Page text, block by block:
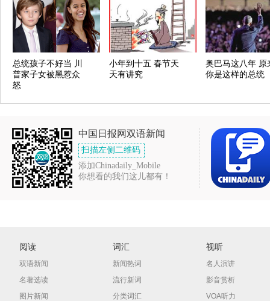
总统孩子不好当 川
普家子女被黑惹众
怒
小年到十五 春节天
天有讲究
奥巴马这八年 原
你是这样的总统
中国日报网双语新闻
扫描左侧二维码
添加Chinadaily_Mobile
你想看的我们这儿都有！
阅读
双语新闻
名著选读
图片新闻
词汇
新闻热词
流行新词
分类词汇
视听
名人演讲
影音赏析
VOA听力